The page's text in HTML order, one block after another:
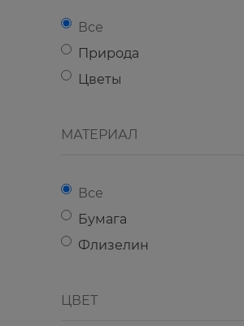
Все
Природа
Цветы
МАТЕРИАЛ
Все
Бумага
Флизелин
ЦВЕТ